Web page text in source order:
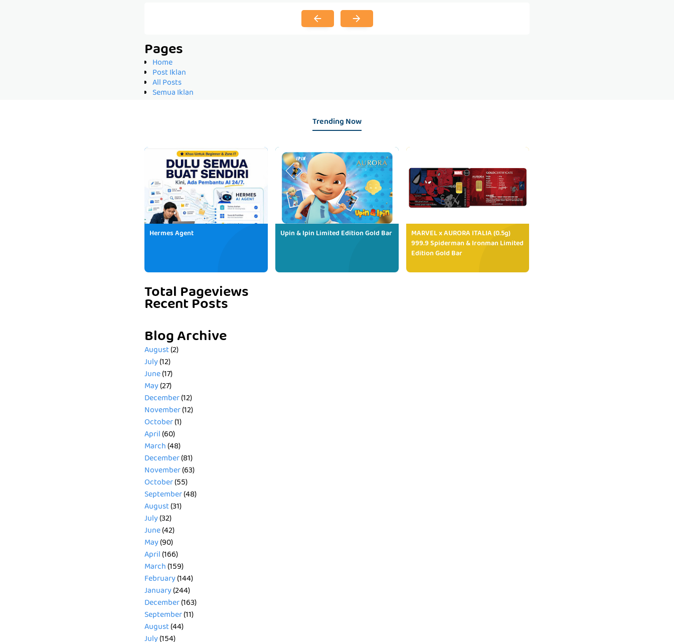
Pages
Home
Post Iklan
All Posts
Semua Iklan
Trending Now
Hermes Agent Upin & Ipin Limited Edition Gold Bar
MARVEL x AURORA ITALIA (0.5g)
999.9 Spiderman & Ironman Limited
Edition Gold Bar
Total Pageviews
Recent Posts
Blog Archive
August(2)
July(12)
June(17)
May(27)
December(12)
November(12)
October(1)
April(60)
March(48)
December(81)
November(63)
October(55)
September(48)
August(31)
July(32)
June(42)
May(90)
April(166)
March(159)
February(144)
January(244)
December(163)
September(11)
August(44)